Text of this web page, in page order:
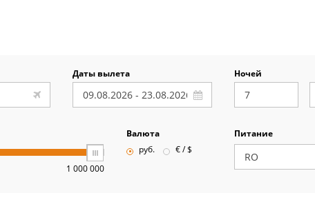
Даты вылета Ночей
1 000 000
Валюта
руб.
€ / $
Питание